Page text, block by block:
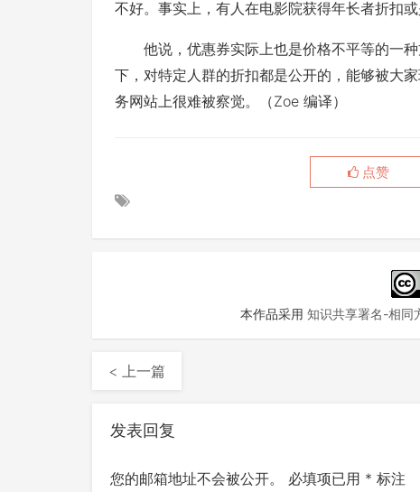
不好。事实上，有人在电影院获得年长者折扣
他说，优惠券实际上也是价格不平等的一种
下，对特定人群的折扣都是公开的，能够被大
务网站上很难被察觉。
（Zoe 编译）
点赞
本作品采用 知识共享署名-相同
< 上一篇
发表回复
您的邮箱地址不会被公开。 必填项已用 * 标注